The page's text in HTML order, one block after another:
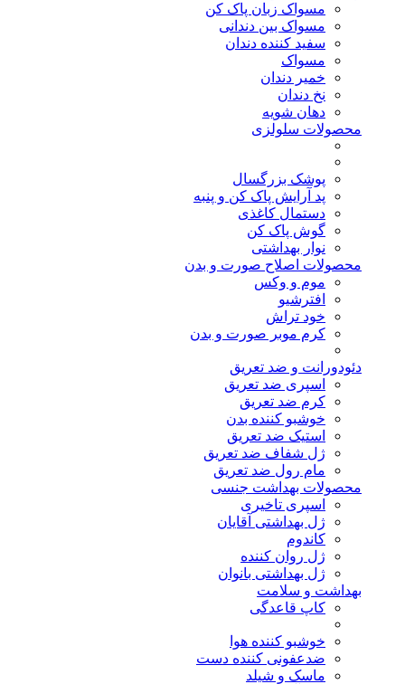
مسواک زبان پاک کن
مسواک بین دندانی
سفید کننده دندان
مسواک
خمیر دندان
نخ دندان
دهان شویه
محصولات سلولزی
پوشک بزرگسال
پد آرایش پاک کن و پنبه
دستمال کاغذی
گوش پاک کن
نوار بهداشتی
محصولات اصلاح صورت و بدن
موم و وکس
افترشیو
خود تراش
کرم موبر صورت و بدن
دئودورانت و ضد تعریق
اسپری ضد تعریق
کرم ضد تعریق
خوشبو کننده بدن
استیک ضد تعریق
ژل شفاف ضد تعریق
مام رول ضد تعریق
محصولات بهداشت جنسی
اسپری تاخیری
ژل بهداشتی آقایان
کاندوم
ژل روان کننده
ژل بهداشتی بانوان
بهداشت و سلامت
کاپ قاعدگی
خوشبو کننده هوا
ضدعفونی کننده دست
ماسک و شیلد